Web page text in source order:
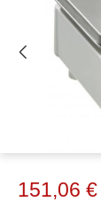
151,06 €